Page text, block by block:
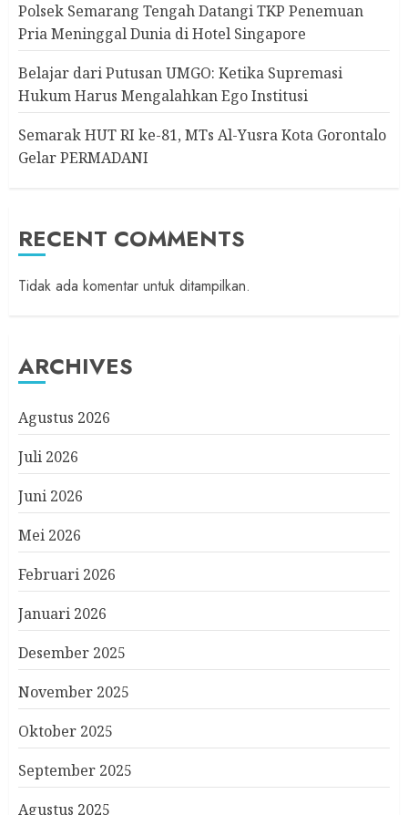
Polsek Semarang Tengah Datangi TKP Penemuan
Pria Meninggal Dunia di Hotel Singapore
Belajar dari Putusan UMGO: Ketika Supremasi
Hukum Harus Mengalahkan Ego Institusi
Semarak HUT RI ke-81, MTs Al-Yusra Kota Gorontalo
Gelar PERMADANI
RECENT COMMENTS
Tidak ada komentar untuk ditampilkan.
ARCHIVES
Agustus 2026
Juli 2026
Juni 2026
Mei 2026
Februari 2026
Januari 2026
Desember 2025
November 2025
Oktober 2025
September 2025
Agustus 2025